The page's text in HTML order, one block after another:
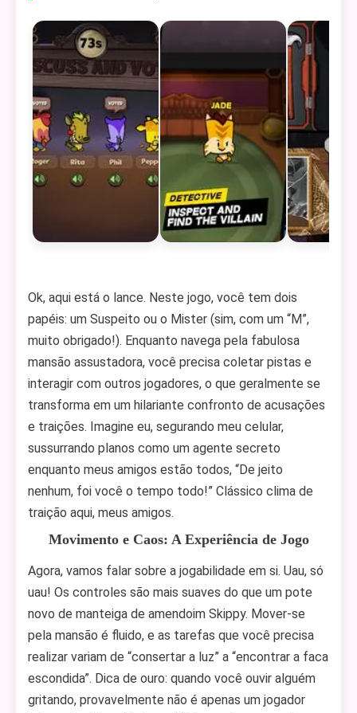
Ok, aqui está o lance. Neste jogo, você tem dois
papéis: um Suspeito ou o Mister (sim, com um “M”,
muito obrigado!). Enquanto navega pela fabulosa
mansão assustadora, você precisa coletar pistas e
interagir com outros jogadores, o que geralmente se
transforma em um hilariante confronto de acusações
e traições. Imagine eu, segurando meu celular,
sussurrando planos como um agente secreto
enquanto meus amigos estão todos, “De jeito
nenhum, foi você o tempo todo!” Clássico clima de
traição aqui, meus amigos.
Movimento e Caos: A Experiência de Jogo
Agora, vamos falar sobre a jogabilidade em si. Uau, só
uau! Os controles são mais suaves do que um pote
novo de manteiga de amendoim Skippy. Mover-se
pela mansão é fluido, e as tarefas que você precisa
realizar variam de “consertar a luz” a “encontrar a faca
escondida”. Dica de ouro: quando você ouvir alguém
gritando, provavelmente não é apenas um jogador